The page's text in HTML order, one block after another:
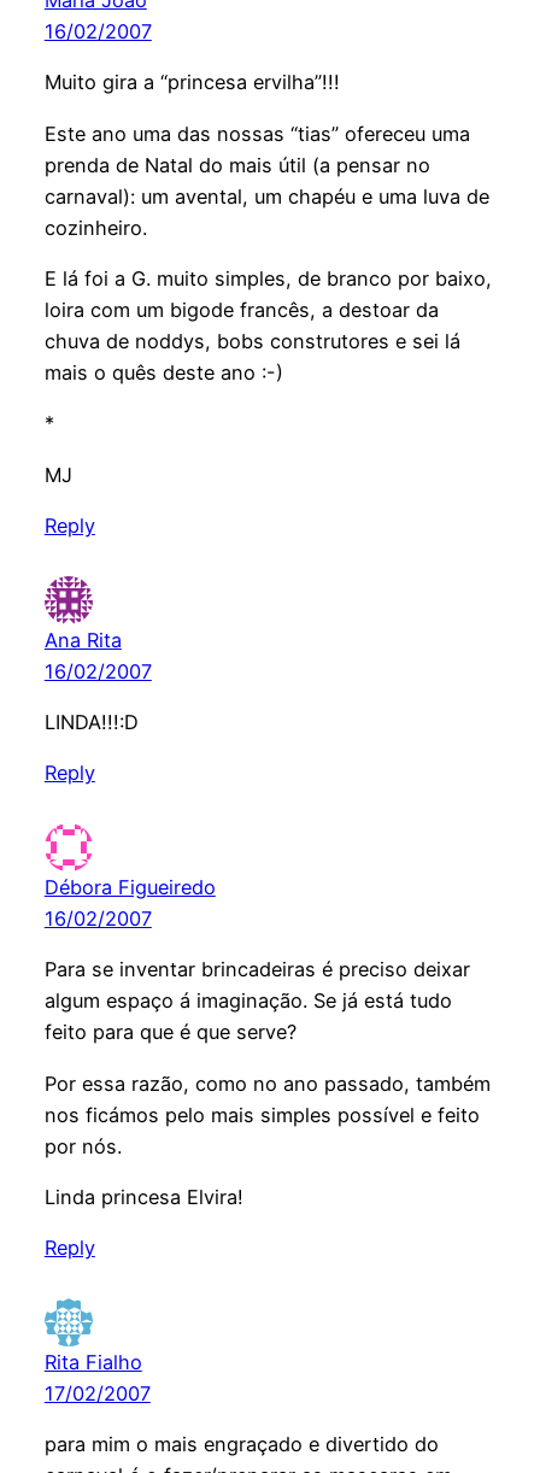
16/02/2007
Muito gira a “princesa ervilha”!!!
Este ano uma das nossas “tias” ofereceu uma
prenda de Natal do mais útil (a pensar no
carnaval): um avental, um chapéu e uma luva de
cozinheiro.
E lá foi a G. muito simples, de branco por baixo,
loira com um bigode francês, a destoar da
chuva de noddys, bobs construtores e sei lá
mais o quês deste ano :-)
*
MJ
Reply
Ana Rita
16/02/2007
LINDA!!!:D
Reply
Débora Figueiredo
16/02/2007
Para se inventar brincadeiras é preciso deixar
algum espaço á imaginação. Se já está tudo
feito para que é que serve?
Por essa razão, como no ano passado, também
nos ficámos pelo mais simples possível e feito
por nós.
Linda princesa Elvira!
Reply
Rita Fialho
17/02/2007
para mim o mais engraçado e divertido do